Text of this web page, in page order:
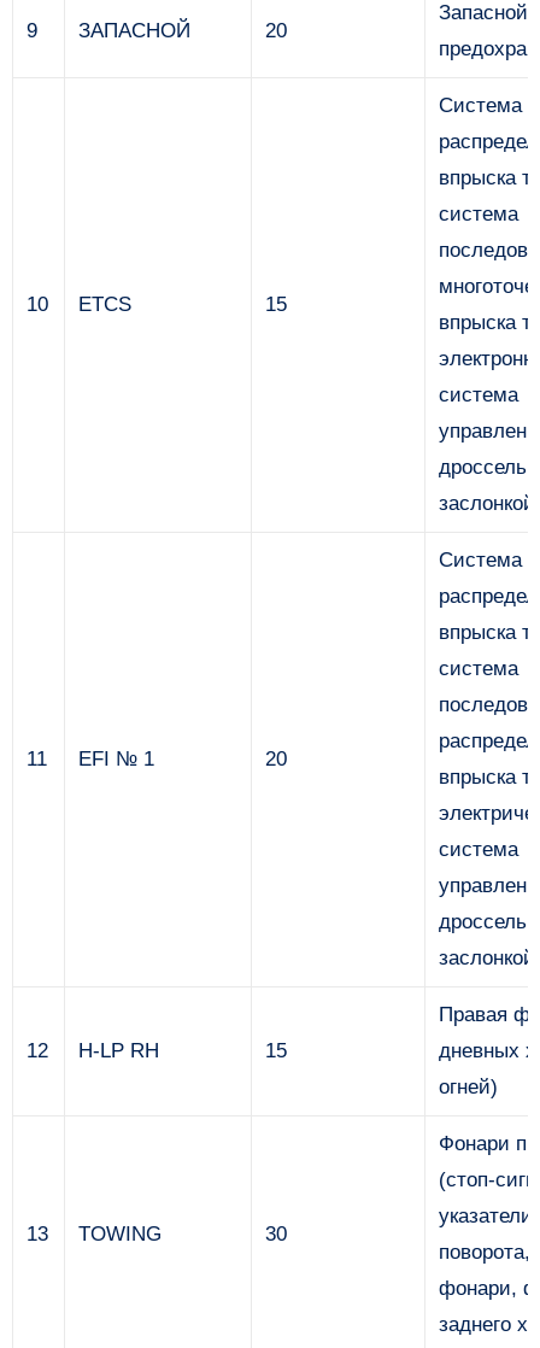
9 ЗАПАСНОЙ 20
Запасной
10 ETCS 15
Система
впрыска
система
впрыска
система
заслонкой
11 EFI № 1 20
Система
впрыска
система
впрыска
система
заслонкой
12 H-LP RH 15
Правая
дневных
огней)
13 TOWING 30
Фонари
(стоп-
указатели
поворота,
фонари,
заднего